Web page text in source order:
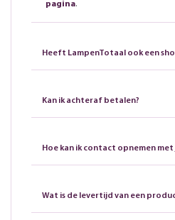
pagina.
Heeft LampenTotaal ook een
Kan ik achteraf betalen?
Hoe kan ik contact opnemen
Wat is de levertijd van een